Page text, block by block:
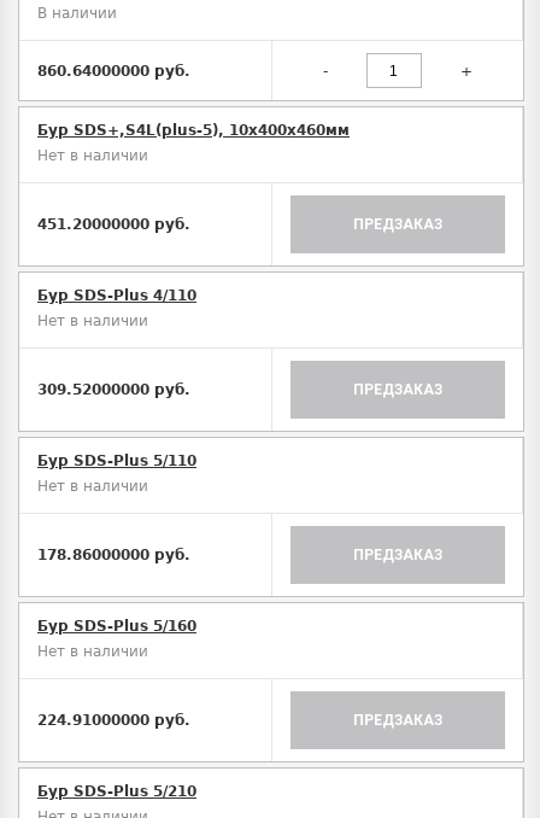
В наличии
860.64000000 руб. - +
Бур SDS+,S4L(plus-5), 10х400x460мм
Нет в наличии
451.20000000 руб. ПРЕДЗАКАЗ
Бур SDS-Plus 4/110
Нет в наличии
309.52000000 руб. ПРЕДЗАКАЗ
Бур SDS-Plus 5/110
Нет в наличии
178.86000000 руб. ПРЕДЗАКАЗ
Бур SDS-Plus 5/160
Нет в наличии
224.91000000 руб. ПРЕДЗАКАЗ
Бур SDS-Plus 5/210